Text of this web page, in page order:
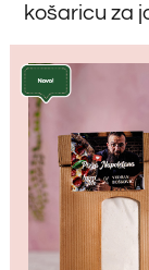
košaricu za